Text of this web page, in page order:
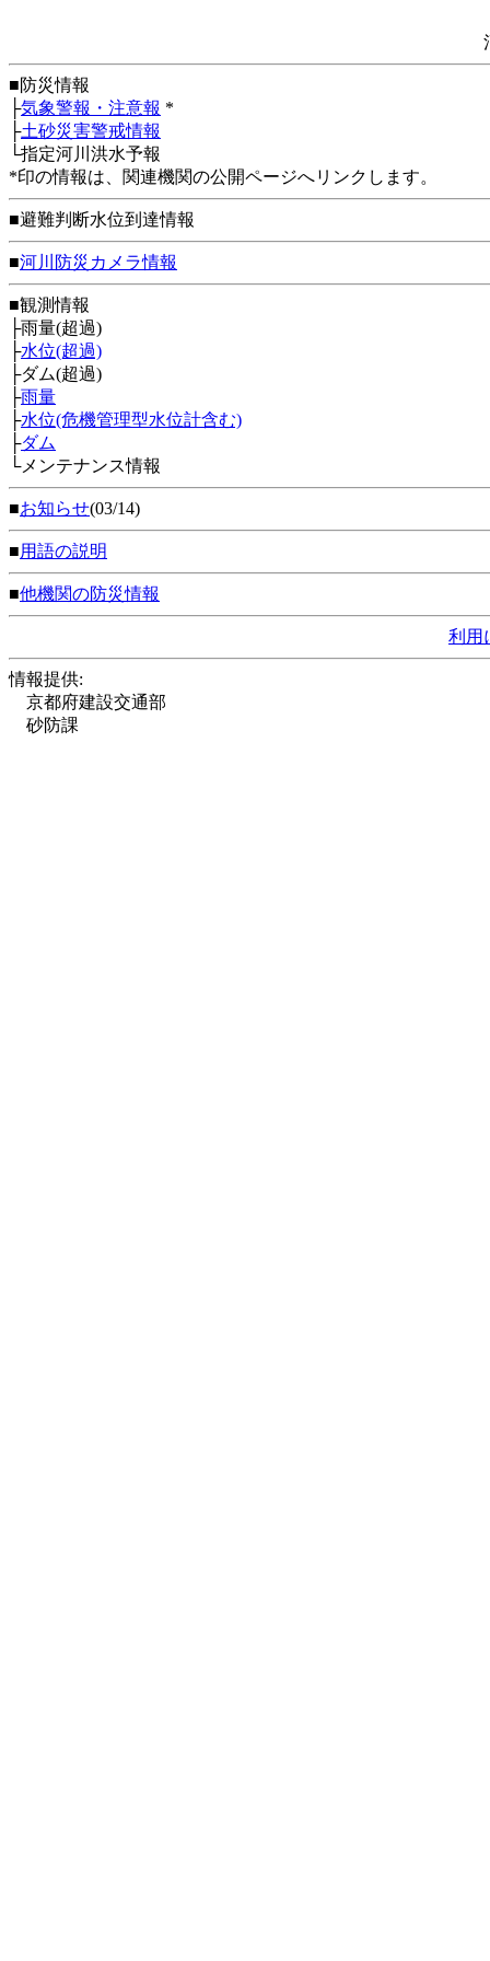
■防災情報
├気象警報・注意報 *
├土砂災害警戒情報
└指定河川洪水予報
*印の情報は、関連機関の公開ページへリンクします。
■避難判断水位到達情報
■河川防災カメラ情報
■観測情報
├雨量(超過)
├水位(超過)
├ダム(超過)
├雨量
├水位(危機管理型水位計含む)
├ダム
└メンテナンス情報
■お知らせ(03/14)
■用語の説明
■他機関の防災情報
利用
情報提供:
京都府建設交通部
砂防課